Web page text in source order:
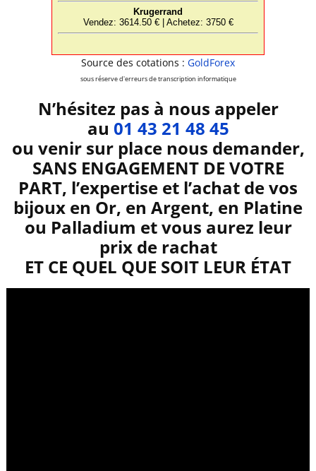
Source des cotations : GoldForex
sous réserve d'erreurs de transcription informatique
N’hésitez pas à nous appeler
au 01 43 21 48 45
ou venir sur place nous demander,
SANS ENGAGEMENT DE VOTRE
PART, l’expertise et l’achat de vos
bijoux en Or, en Argent, en Platine
ou Palladium et vous aurez leur
prix de rachat
ET CE QUEL QUE SOIT LEUR ÉTAT